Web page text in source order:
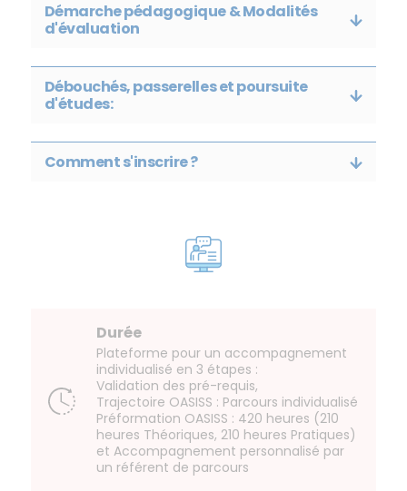
Démarche pédagogique & Modalités
d'évaluation
Débouchés, passerelles et poursuite
d'études:
Comment s'inscrire ?
Durée
Plateforme pour un accompagnement
individualisé en 3 étapes :
Validation des pré-requis,
Trajectoire OASISS : Parcours individualisé
Préformation OASISS : 420 heures (210
heures Théoriques, 210 heures Pratiques)
et Accompagnement personnalisé par
un référent de parcours